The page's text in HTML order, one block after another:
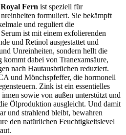
Royal Fern ist speziell für
formuliert. Sie bekämpft
und reguliert die
ist mit einem exfolierenden
und Retinol ausgestattet und
Unreinheiten, sondern hellt die
dabei von Tranexamsäure,
nach Hautausbrüchen reduziert.
und Mönchspfeffer, die hormonell
Zink ist ein essentielles
sowie von außen unterstützt und
Ölproduktion ausgleicht. Und damit
und strahlend bleibt, bewahren
den natürlichen Feuchtigkeitslevel